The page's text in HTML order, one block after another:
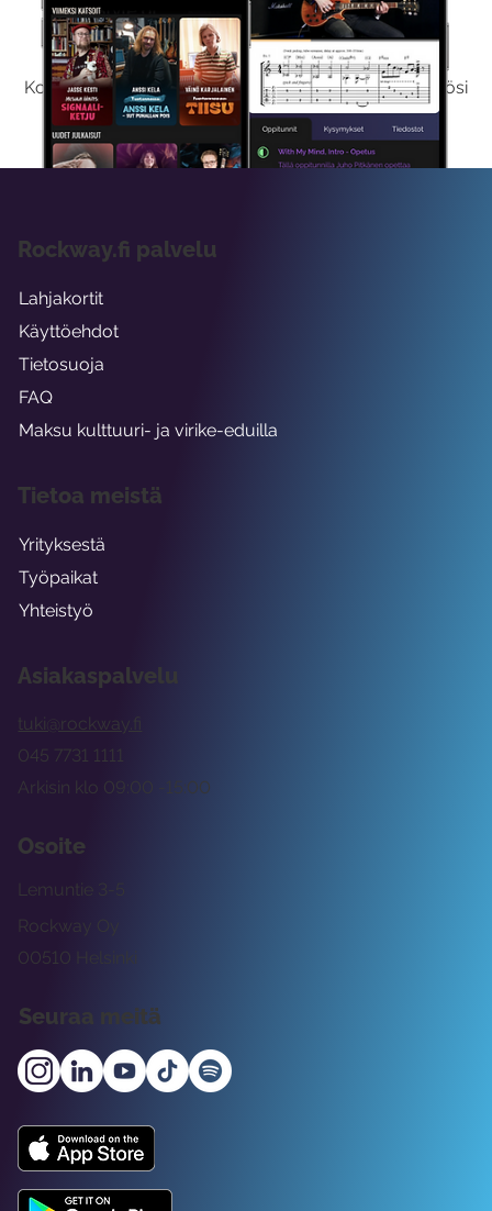
Kokeile Ilmaiseksi
Kokeilemalla ilmaiseksi saat koko sisältömme käyttöösi
viikon ajaksi.
Asiakaspalvelu
tuki@rockway.fi
Arkisin klo 09:00 -15:00
045 7731 1111
Osoite
Rockway Oy
Lemuntie 3-5
00510 Helsinki
Seuraa meitä
Rockway.fi palvelu
Lahjakortit
Käyttöehdot
Tietosuoja
FAQ
Maksu kulttuuri- ja virike-eduilla
Tietoa meistä
Yrityksestä
Työpaikat
Yhteistyö